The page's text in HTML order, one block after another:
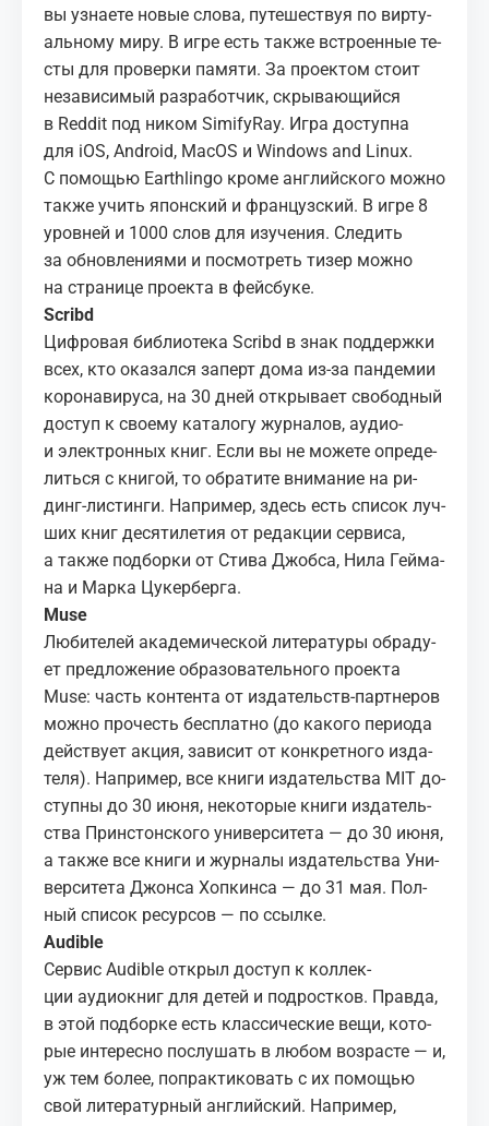
вы узна­е­те но­вые сло­ва, пу­те­ше­ствуя по вир­ту­
аль­но­му миру. В игре есть так­же встро­ен­ные те­
сты для про­вер­ки па­мя­ти. За про­ек­том сто­ит
неза­ви­си­мый раз­ра­бот­чик, скры­ва­ю­щий­ся
в Red­dit под ни­ком Sim­i­fyRay. Игра до­ступ­на
для iOS, An­droid, Ma­cOS и Win­dows and Linux.
С по­мо­щью Earth­lingo кро­ме ан­глий­ско­го мож­но
так­же учить япон­ский и фран­цуз­ский. В игре 8
уров­ней и 1000 слов для изу­че­ния. Сле­дить
за об­нов­ле­ни­я­ми и по­смот­реть ти­зер мож­но
на стра­ни­це про­ек­та в фейс­бу­ке.
Scribd
Циф­ро­вая биб­лио­те­ка Scribd в знак под­держ­ки
всех, кто ока­зал­ся за­перт дома из-за пан­де­мии
ко­ро­на­ви­ру­са, на 30 дней от­кры­ва­ет сво­бод­ный
до­ступ к сво­е­му ка­та­ло­гу жур­на­лов, аудио-
и элек­трон­ных книг. Если вы не мо­же­те опре­де­
лить­ся с кни­гой, то об­ра­ти­те вни­ма­ние на ри­
динг-ли­стин­ги. На­при­мер, здесь есть спи­сок луч­
ших книг де­ся­ти­ле­тия от ре­дак­ции сер­ви­са,
а так­же под­бор­ки от Сти­ва Дж­об­са, Нила Гей­ма­
на и Мар­ка Цу­кер­бер­га.
Muse
Лю­би­те­лей ака­де­ми­че­ской ли­те­ра­ту­ры об­ра­ду­
ет пред­ло­же­ние об­ра­зо­ва­тель­но­го про­ек­та
Muse: часть кон­тен­та от из­да­тельств-парт­не­ров
мож­но про­честь бес­плат­но (до ка­ко­го пе­ри­о­да
дей­ству­ет ак­ция, за­ви­сит от кон­крет­но­го из­да­
те­ля). На­при­мер, все кни­ги из­да­тель­ства MIT до­
ступ­ны до 30 июня, неко­то­рые кни­ги из­да­тель­
ства Прин­стон­ско­го уни­вер­си­те­та — до 30 июня,
а так­же все кни­ги и жур­на­лы из­да­тель­ства Уни­
вер­си­те­та Джон­са Хоп­кин­са — до 31 мая. Пол­
ный спи­сок ре­сур­сов — по ссыл­ке.
Au­di­ble
Сер­вис Au­di­ble от­крыл до­ступ к кол­лек­
ции аудиок­ниг для де­тей и под­рост­ков. Прав­да,
в этой под­бор­ке есть клас­си­че­ские вещи, ко­то­
рые ин­те­рес­но по­слу­шать в лю­бом воз­расте — и,
уж тем бо­лее, по­прак­ти­ко­вать с их по­мо­щью
свой ли­те­ра­тур­ный ан­глий­ский. На­при­мер,